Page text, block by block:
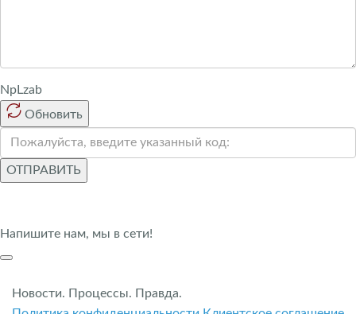
NpLzab
Обновить
ОТПРАВИТЬ
Напишите нам, мы в сети!
Новости. Процессы. Правда.